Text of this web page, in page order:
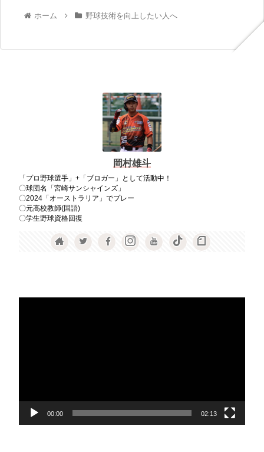
ホーム 野球技術を向上したい人へ
岡村雄斗
「プロ野球選手」+「ブロガー」として活動中！
〇球団名「宮崎サンシャインズ」
〇2024「オーストラリア」でプレー
〇元高校教師(国語)
〇学生野球資格回復
ー
00:00 02:13